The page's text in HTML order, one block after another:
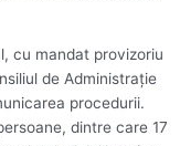
cu mandat provizoriu
de Administraţie
procedurii.
dintre care 17